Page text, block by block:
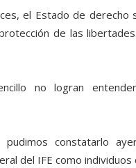
el Estado de derecho
de las
no logran
pudimos constatarlo
del IFE como